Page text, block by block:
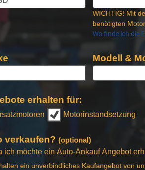
WICHTIG! Mit
benötigten
Wo finde ich die
Modell &
erhalten für:
Motorinstandsetzung
verkaufen? (optional)
ich möchte ein Auto-Ankauf Angebot
ein unverbindliches Kaufangebot von